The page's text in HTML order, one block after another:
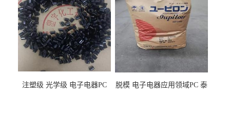
注塑级 光学级 电子电器PC
脱模 电子电器应用领域PC 泰